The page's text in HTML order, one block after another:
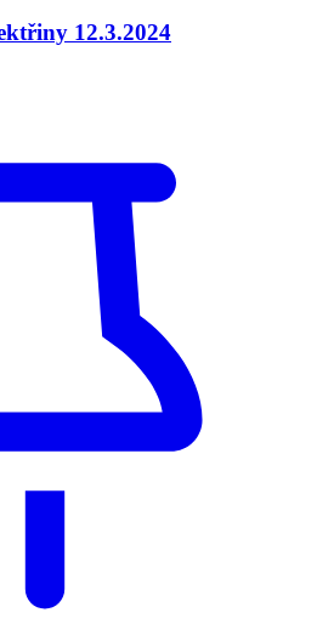
12.3.2024